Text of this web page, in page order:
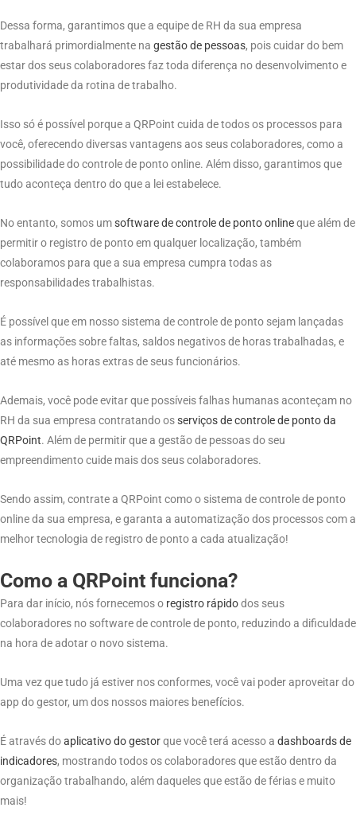
Dessa forma, garantimos que a equipe de RH da sua empresa
trabalhará primordialmente na gestão de pessoas, pois cuidar do bem
estar dos seus colaboradores faz toda diferença no desenvolvimento e
produtividade da rotina de trabalho.
Isso só é possível porque a QRPoint cuida de todos os processos para
você, oferecendo diversas vantagens aos seus colaboradores, como a
possibilidade do controle de pontoonline. Além disso, garantimos que
tudo aconteça dentro do que a lei estabelece.
No entanto, somos umsoftware decontrole de ponto onlineque além de
permitir o registro de ponto em qualquer localização, também
colaboramos para que a sua empresa cumpra todas as
responsabilidades trabalhistas.
É possível que em nosso sistema de controle de ponto sejam lançadas
as informações sobre faltas, saldos negativos de horas trabalhadas, e
até mesmo as horas extras de seus funcionários.
Ademais, você pode evitar que possíveis falhas humanas aconteçam no
RH da sua empresa contratando osserviços de controle de ponto da
QRPoint. Além de permitir que a gestão de pessoas do seu
empreendimento cuide mais dos seus colaboradores.
Sendo assim, contrate a QRPoint como o sistema de controle de ponto
online da sua empresa, e garanta a automatização dos processos com a
melhor tecnologia de registro de ponto a cada atualização!
Como a QRPoint funciona?
Para dar início, nós fornecemos o registro rápidodos seus
colaboradores no software de controle de ponto, reduzindo a dificuldade
na hora de adotar o novo sistema.
Uma vez que tudo já estiver nos conformes, você vai poder aproveitar do
app do gestor, um dos nossos maiores benefícios.
É através doaplicativo do gestorque você terá acesso a dashboards de
indicadores, mostrando todos os colaboradores que estão dentro da
organização trabalhando, além daqueles que estão de férias e muito
mais!